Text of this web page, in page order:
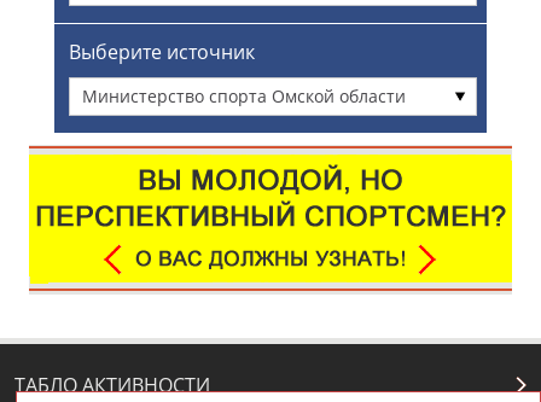
Выберите источник
Министерство спорта Омской области
ТАБЛО АКТИВНОСТИ